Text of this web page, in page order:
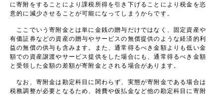
に寄附をすることにより課税所得を引き下げることにより税金を恣
意的に減少させることが可能になってしまうからです。
ここでいう寄附金とは単に金銭の贈与だけではなく、固定資産や
有価証券などの資産の贈与やサービスの無償提供のような経済的利
益の無償の供与も含みます。また、通常得るべき金額よりも低い金
額での資産譲渡やサービス提供をした場合にも、通常得るべき金額
と受領した金額の差額が寄附金とされる場合があります。
なお、寄附金は勘定科目に関わらず、実態が寄附金である場合は
税務調整が必要となるため、雑費や仮払金など他の勘定科目に寄附